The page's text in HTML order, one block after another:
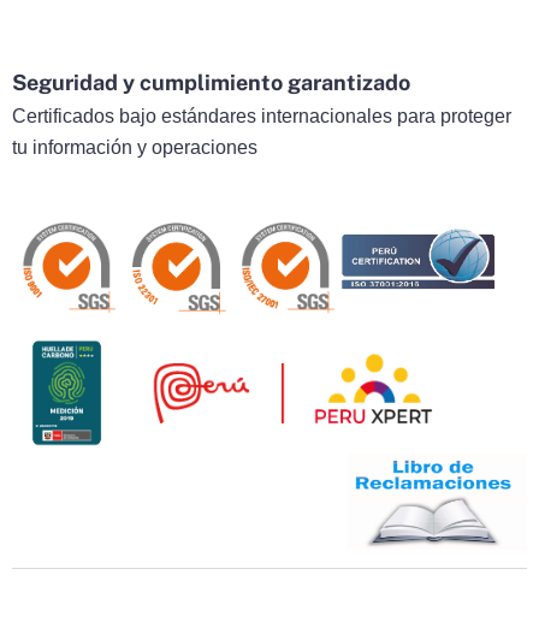
Seguridad y cumplimiento garantizado
Certificados bajo estándares internacionales para proteger
tu información y operaciones